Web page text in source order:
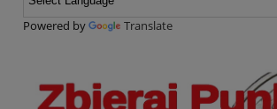
Powered by Translate